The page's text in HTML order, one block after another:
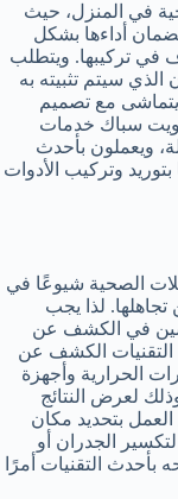
في المنزل، حيث
أداءها بشكل
في تركيبها. ويتطلب
سيتم تثبيته به
مع تصميم
سباك خدمات
ويعملون بأحدث
وتركيب الأدوات
الصحية شيوعًا في
لذا يجب
في الكشف عن
التقنيات الكشف عن
الحرارية وأجهزة
لعرض النتائج
بتحديد مكان
الجدران أو
التقنيات أمرًا